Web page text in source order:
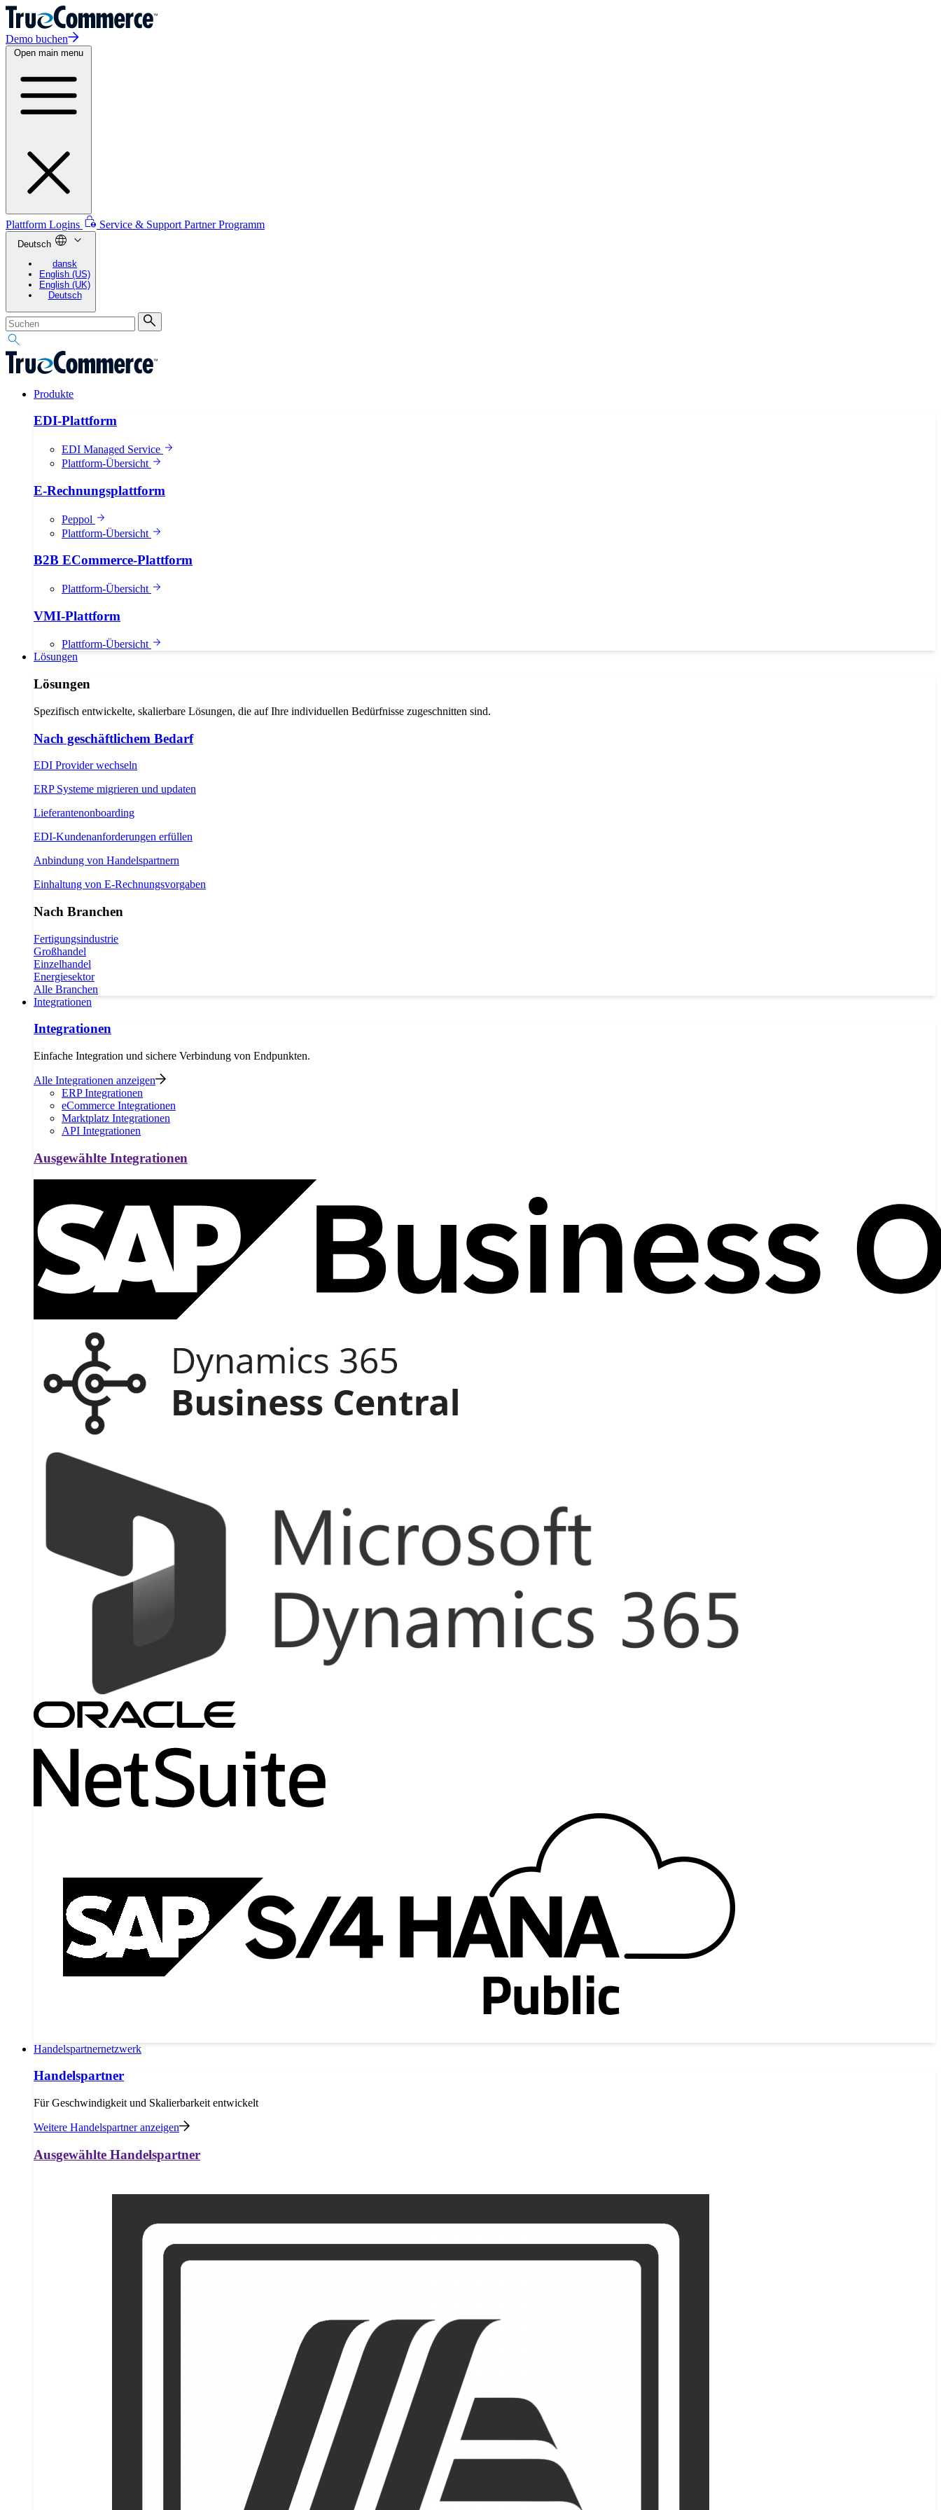
Demo buchen
Open main menu
Plattform Logins Service & Support Partner Programm
Deutsch
dansk
English (US)
English (UK)
Deutsch
Produkte
EDI-Plattform
EDI Managed Service
Plattform-Übersicht
E-Rechnungsplattform
Peppol
Plattform-Übersicht
B2B ECommerce-Plattform
Plattform-Übersicht
VMI-Plattform
Plattform-Übersicht
Lösungen
Lösungen
Spezifisch entwickelte, skalierbare Lösungen, die auf Ihre individuellen Bedürfnisse zugeschnitten sind.
Nach geschäftlichem Bedarf
EDI Provider wechseln
ERP Systeme migrieren und updaten
Lieferantenonboarding
EDI-Kundenanforderungen erfüllen
Anbindung von Handelspartnern
Einhaltung von E-Rechnungsvorgaben
Nach Branchen
Fertigungsindustrie
Großhandel
Einzelhandel
Energiesektor
Alle Branchen
Integrationen
Integrationen
Einfache Integration und sichere Verbindung von Endpunkten.
Alle Integrationen anzeigen
ERP Integrationen
eCommerce Integrationen
Marktplatz Integrationen
API Integrationen
Ausgewählte Integrationen
Handelspartnernetzwerk
Handelspartner
Für Geschwindigkeit und Skalierbarkeit entwickelt
Weitere Handelspartner anzeigen
Ausgewählte Handelspartner